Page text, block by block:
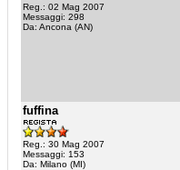
Reg.: 02 Mag 2007
Messaggi: 298
Da: Ancona (AN)
fuffina
Reg.: 30 Mag 2007
Messaggi: 153
Da: Milano (MI)